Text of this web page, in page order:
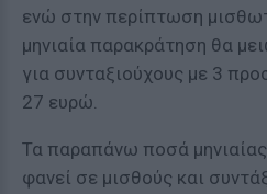
ενώ στην περίπτωση
μηνιαία παρακράτηση θα
για συνταξιούχους με 3
27 ευρώ.
Τα παραπάνω ποσά
φανεί σε μισθούς και